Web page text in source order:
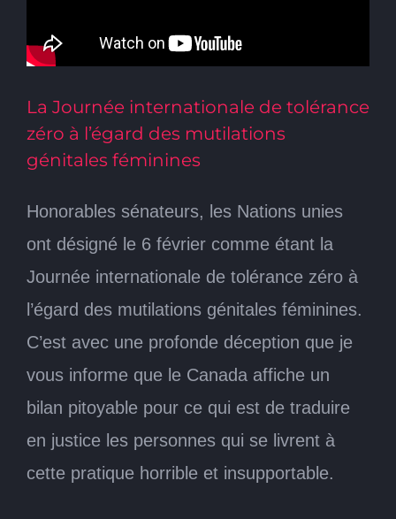
La Journée internationale de tolérance
zéro à l’égard des mutilations
génitales féminines
Honorables sénateurs, les Nations unies
ont désigné le 6 février comme étant la
Journée internationale de tolérance zéro à
l’égard des mutilations génitales féminines.
C’est avec une profonde déception que je
vous informe que le Canada affiche un
bilan pitoyable pour ce qui est de traduire
en justice les personnes qui se livrent à
cette pratique horrible et insupportable.